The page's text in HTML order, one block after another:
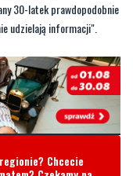
wykonywane były pod
17-latka zostało
policjanci.
30-latek prawdopodobnie
udzielają informacji".